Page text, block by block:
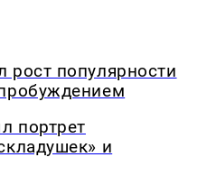
рост популярности
портрет
и